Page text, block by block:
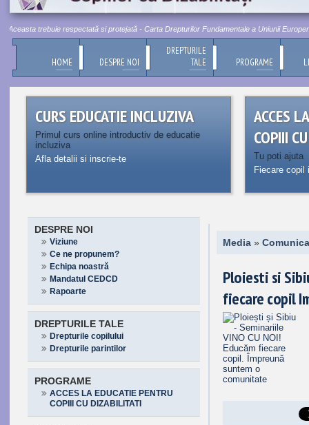
trebuie respectată si protejată - Carta Drepturilor Fundamentale a Uniunii
HOME DESPRE NOI
DREPTURILE
TALE
PROGRAME
CURS EDUCATIE INCLUZIVA
Primul curs online introductiv de educatie
incluziva
Afla detalii si inscrie-te
ACCES
COPIII
Tu poti ajuta
Fiecare
DESPRE NOI
Viziune
Ce ne propunem?
Echipa noastră
Mandatul CEDCD
Rapoarte
DREPTURILE TALE
Drepturile copilului
Drepturile parintilor
PROGRAME
ACCES LA EDUCATIE PENTRU
COPIII CU DIZABILITATI
Media »
Ploiesti si
fiecare copil